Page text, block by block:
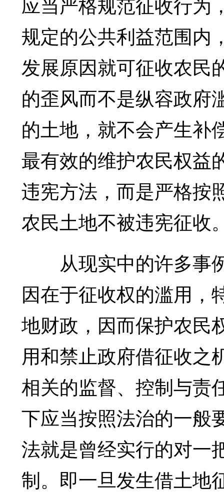
规定的公共利益范围内
发展原因就可征收农民
的歪风而不是纵容政府
的土地，就不会产生补
最有效的维护农民权益
违宪方法，而是严格按
农民土地不被违宪征收
从现实中的许多事
因在于征收权的滥用，
地财政，因而保护农民
用和禁止政府借征收之
相关的监督、控制与责
下应当按照法治的一般
法就是曾经实行的对一
制。即一旦发生借土地